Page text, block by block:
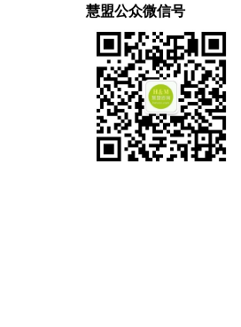
慧盟公众微信号